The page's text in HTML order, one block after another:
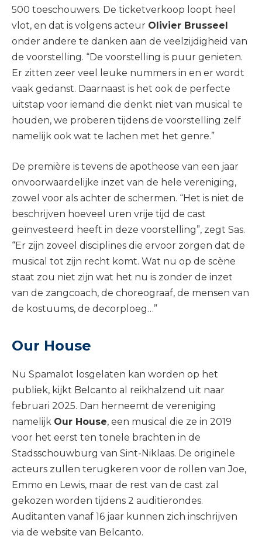
500 toeschouwers. De ticketverkoop loopt heel
vlot, en dat is volgens acteur Olivier Brusseel
onder andere te danken aan de veelzijdigheid van
de voorstelling. “De voorstelling is puur genieten.
Er zitten zeer veel leuke nummers in en er wordt
vaak gedanst. Daarnaast is het ook de perfecte
uitstap voor iemand die denkt niet van musical te
houden, we proberen tijdens de voorstelling zelf
namelijk ook wat te lachen met het genre.”
De première is tevens de apotheose van een jaar
onvoorwaardelijke inzet van de hele vereniging,
zowel voor als achter de schermen. “Het is niet de
beschrijven hoeveel uren vrije tijd de cast
geïnvesteerd heeft in deze voorstelling”, zegt Sas.
“Er zijn zoveel disciplines die ervoor zorgen dat de
musical tot zijn recht komt. Wat nu op de scène
staat zou niet zijn wat het nu is zonder de inzet
van de zangcoach, de choreograaf, de mensen van
de kostuums, de decorploeg…”
Our House
Nu Spamalot losgelaten kan worden op het
publiek, kijkt Belcanto al reikhalzend uit naar
februari 2025. Dan herneemt de vereniging
namelijk Our House, een musical die ze in 2019
voor het eerst ten tonele brachten in de
Stadsschouwburg van Sint-Niklaas. De originele
acteurs zullen terugkeren voor de rollen van Joe,
Emmo en Lewis, maar de rest van de cast zal
gekozen worden tijdens 2 auditierondes.
Auditanten vanaf 16 jaar kunnen zich inschrijven
via de website van Belcanto.